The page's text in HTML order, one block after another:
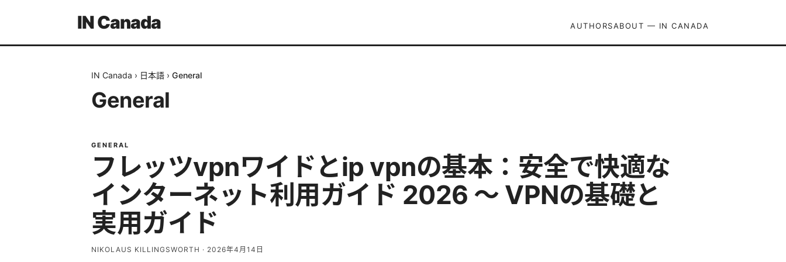
IN Canada AUTHORSABOUT — IN CANADA
IN Canada › 日本語 › General
General
GENERAL
フレッツvpnワイドとip vpnの基本：安全で快適な
インターネット利用ガイド 2026 〜 VPNの基礎と
実用ガイド
NIKOLAUS KILLINGSWORTH · 2026年4月14日